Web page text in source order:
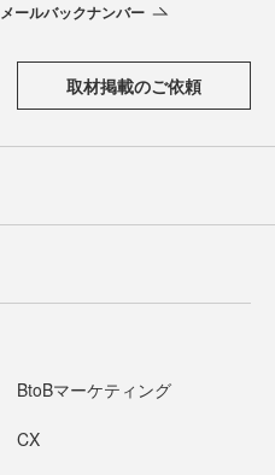
メールバックナンバー
取材掲載のご依頼
BtoBマーケティング
CX